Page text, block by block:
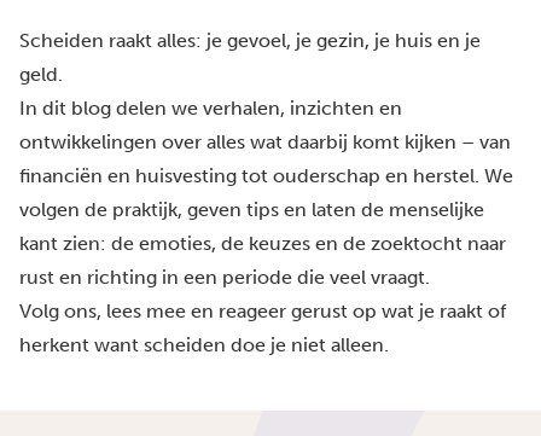
Scheiden raakt alles: je gevoel, je gezin, je huis en je
geld.
In dit blog delen we verhalen, inzichten en
ontwikkelingen over alles wat daarbij komt kijken – van
financiën en huisvesting tot ouderschap en herstel. We
volgen de praktijk, geven tips en laten de menselijke
kant zien: de emoties, de keuzes en de zoektocht naar
rust en richting in een periode die veel vraagt.
Volg ons, lees mee en reageer gerust op wat je raakt of
herkent want scheiden doe je niet alleen.